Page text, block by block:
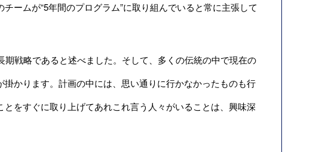
ームが“5年間のプログラム”に取り組んでいると常に主張して
戦略であると述べました。そして、多くの伝統の中で現在の
かります。計画の中には、思い通りに行かなかったものも行
をすぐに取り上げてあれこれ言う人々がいることは、興味深